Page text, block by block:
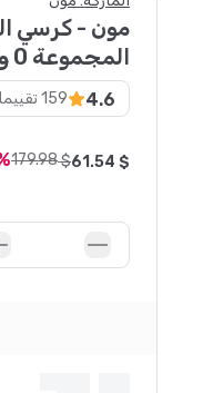
مون - كرسي
المجموعة 0 و1 و2 - أسود
4.6
159
$
61 .54
$
179.98